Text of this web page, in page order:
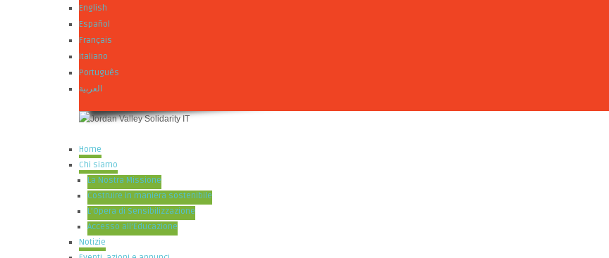
English
Español
Français
Italiano
Português
العربية
Home
Chi siamo
La Nostra Missione
Costruire in maniera sostenibile
L’Opera di Sensibilizzazione
Accesso all’Educazione
Notizie